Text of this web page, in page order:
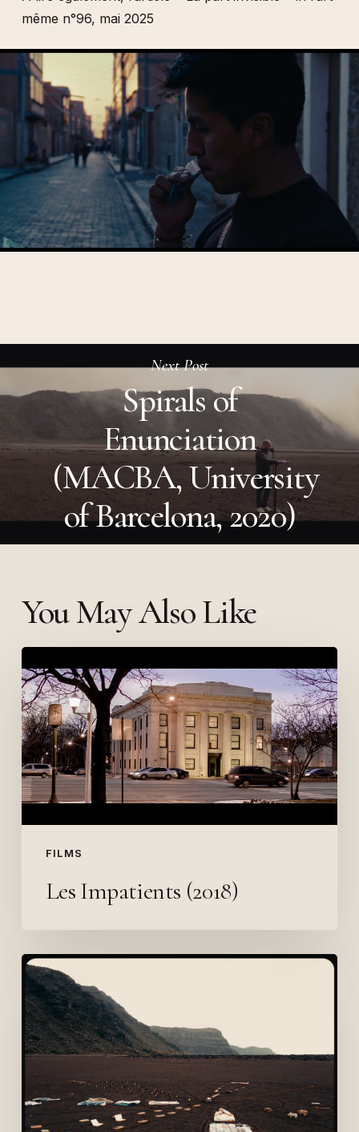
même n°96, mai 2025
Next Post
Spirals of
Enunciation
(MACBA, University
of Barcelona, 2020)
You May Also Like
FILMS
Impatients
(2018)
Les Impatients (2018)
Un
Musée
Apatride
(2016-
2018)